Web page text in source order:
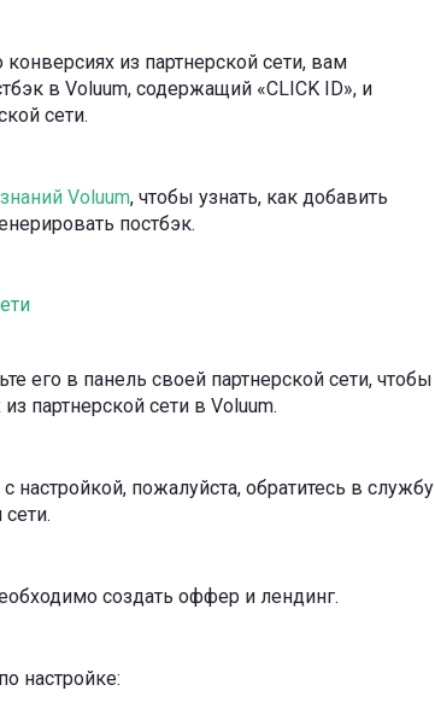
из партнерской сети, вам
в Voluum, содержащий «CLICK ID», и
сети.
Voluum, чтобы узнать, как добавить
постбэк.
его в панель своей партнерской сети, чтобы
партнерской сети в Voluum.
настройкой, пожалуйста, обратитесь в службу
создать оффер и лендинг.
настройке: